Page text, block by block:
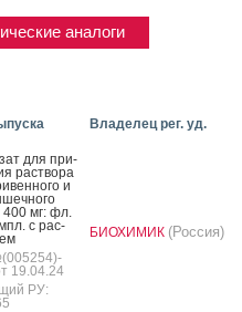
аналоги
Владелец рег. уд.
для при­
рас­тво­ра
и
400 мг: фл.
с рас­
19.04.24
РУ:
БИОХИМИК (Россия)